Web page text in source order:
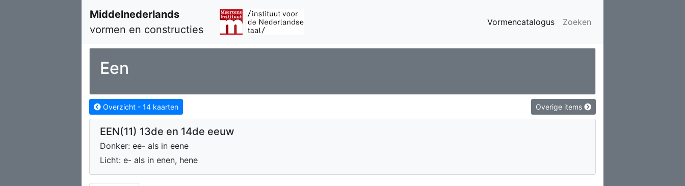
Middelnederlands
vormen en constructies
Vormencatalogus Zoeken
Een
Overzicht - 14 kaarten Overige items
EEN(11) 13de en 14de eeuw
Donker: ee- als in eene
Licht: e- als in enen, hene